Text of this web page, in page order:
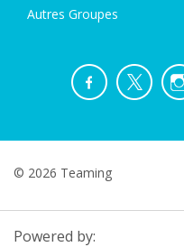
Autres Groupes
© 2026 Teaming
Powered by: